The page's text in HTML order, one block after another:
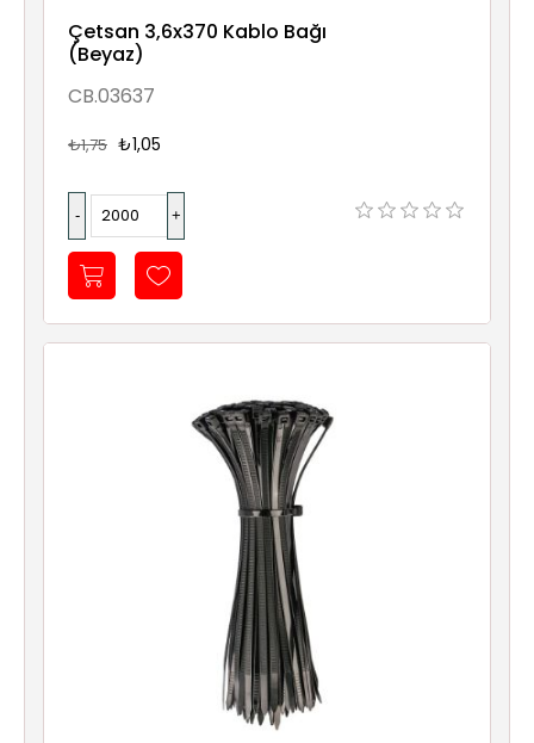
Çetsan 3,6x370 Kablo Bağı
(Beyaz)
CB.03637
₺1,75 ₺1,05